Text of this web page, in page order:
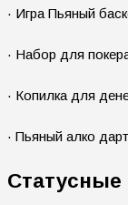
· Игра Пьяный
· Набор для
· Копилка для
· Пьяный алко
Статусные